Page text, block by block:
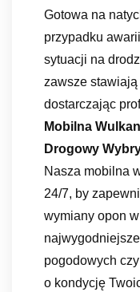
Gotowa na
przypadku
sytuacji na
zawsze
dostarczając
Mobilna
Drogowy
Nasza mobilna
24/7, by
wymiany opon
pogodowych
o kondycję